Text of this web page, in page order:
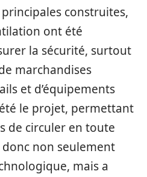
construites,
ont été
la sécurité, surtout
marchandises
et d’équipements
le projet, permettant
de circuler en toute
non seulement
mais a